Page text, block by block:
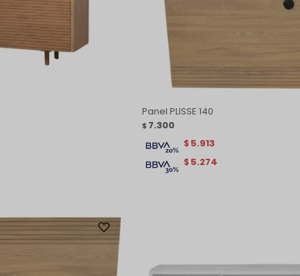
Panel PLISSE 140
$ 7.300
$ 5.274
$ 5.913